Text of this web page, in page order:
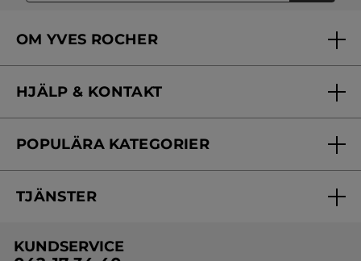
OM YVES ROCHER
Vårt engagemang
Skönhetstips
HJÄLP & KONTAKT
Kontakta oss
Online prislista
POPULÄRA KATEGORIER
Erbjudanden
TJÄNSTER
Onlineprislista för postorder
KUNDSERVICE